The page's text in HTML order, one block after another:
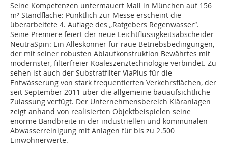
Seine Kompetenzen untermauert Mall in München auf 156
m² Standfläche: Pünktlich zur Messe erscheint die
überarbeitete 4. Auflage des „Ratgebers Regenwasser“.
Seine Premiere feiert der neue Leichtflüssigkeitsabscheider
NeutraSpin: Ein Alleskönner für raue Betriebsbedingungen,
der mit seiner robusten Ablaufkonstruktion Bewährtes mit
modernster, filterfreier Koaleszenztechnologie verbindet. Zu
sehen ist auch der Substratfilter ViaPlus für die
Entwässerung von stark frequentierten Verkehrsflächen, der
seit September 2011 über die allgemeine bauaufsichtliche
Zulassung verfügt. Der Unternehmensbereich Kläranlagen
zeigt anhand von realisierten Objektbeispielen seine
enorme Bandbreite in der industriellen und kommunalen
Abwasserreinigung mit Anlagen für bis zu 2.500
Einwohnerwerte.